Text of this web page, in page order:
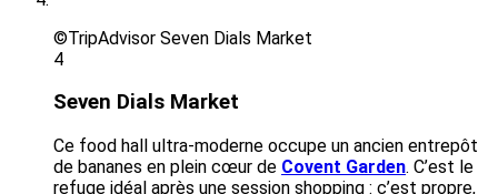
©TripAdvisor Seven Dials Market
4
Seven Dials Market
Ce food hall ultra-moderne occupe un ancien entrepôt
de bananes en plein cœur de Covent Garden. C’est le
refuge idéal après une session shopping : c’est propre,